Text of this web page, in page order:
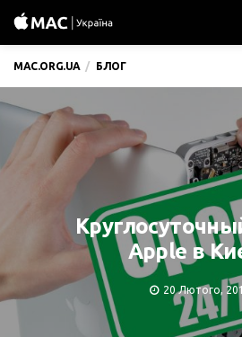
MAC.ORG.UA БЛОГ
Apple в
20 Лютого,